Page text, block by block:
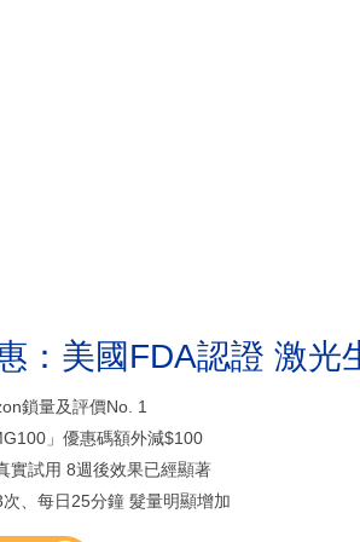
：美國FDA認證 激光
鎖量及評價No. 1
」優惠碼額外減$100
實試用 8週後效果已經顯著
、每日25分鐘 髮量明顯增加